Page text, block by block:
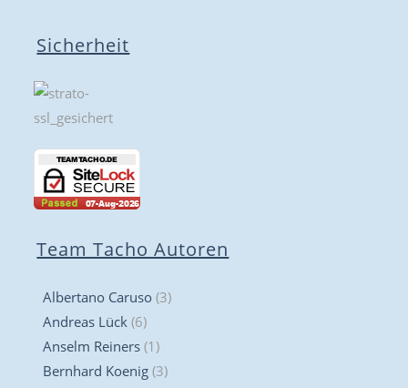
Sicherheit
Team Tacho Autoren
Albertano Caruso (3)
Andreas Lück (6)
Anselm Reiners (1)
Bernhard Koenig (3)